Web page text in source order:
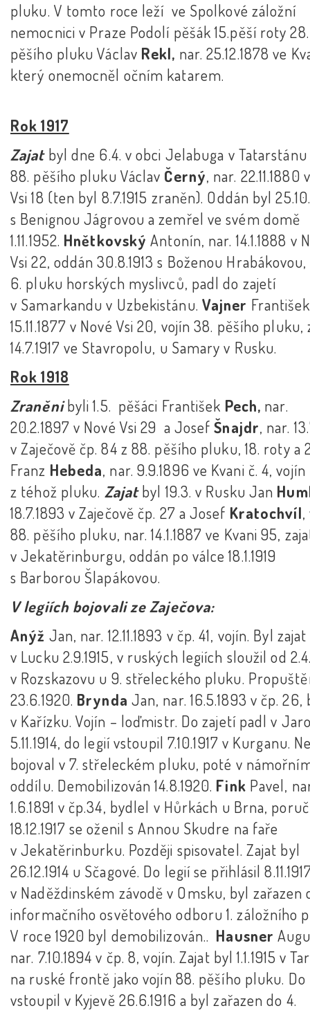
pluku. V tomto roce leží ve Spolkové záložní
nemocnici v Praze Podolí pěšák 15.pěší roty 28.
pěšího pluku Václav Rekl, nar. 25.12.1878 ve
který onemocněl očním katarem.
Rok 1917
Zajatbyl dne 6.4. v obci Jelabuga v
88. pěšího pluku Václav Černý, nar. 22.11.1880
Vsi 18 (ten byl 8.7.1915 zraněn). Oddán byl
s Benignou Jágrovou a zemřel ve svém domě
1.11.1952. Hnětkovský Antonín, nar. 14.1.1888 v
Vsi 22, oddán 30.8.1913 s Boženou
6. pluku horských myslivců, padl do zajetí
v Samarkandu v Uzbekistánu. Vajner
15.11.1877 v Nové Vsi 20, vojín 38. pěšího pluku,
14.7.1917 ve Stavropolu, u Samary v Rusku.
Rok 1918
Zraněnibyli 1.5. pěšáci František Pech, nar.
20.2.1897 v Nové Vsi 29 a JosefŠnajdr, nar.
v Zaječově čp. 84 z 88. pěšího pluku, 18. roty a
Franz Hebeda, nar. 9.9.1896 ve Kvani č. 4, vojín
z téhož pluku. Zajatbyl 19.3. v Rusku Jan
18.7.1893 v Zaječově čp. 27 a Josef Kratochvíl
88. pěšího pluku, nar. 14.1.1887 ve Kvani 95,
v Jekatěrinburgu, oddán po válce 18.1.1919
s Barborou Šlapákovou.
V legiích bojovali ze Zaječova:
Anýž Jan, nar. 12.11.1893 v čp. 41, vojín. Byl zajat
v Lucku 2.9.1915, v ruských legiích sloužil od
v Rozskazovu u 9. střeleckého pluku.
23.6.1920. Brynda Jan, nar. 16.5.1893 v čp.
v Kařízku. Vojín – loďmistr. Do zajetí padl v
5.11.1914, do legií vstoupil 7.10.1917 v Kurganu.
bojoval v 7. střeleckém pluku, poté v
oddílu. Demobilizován 14.8.1920. Fink Pavel,
1.6.1891 v čp.34, bydlel v Hůrkách u Brna,
18.12.1917 se oženil s Annou Skudre na faře
v Jekatěrinburku. Později spisovatel. Zajat byl
26.12.1914 u Sčagové. Do legií se přihlásil
v Naděždinském závodě v Omsku, byl zařazen
informačního osvětového odboru 1. záložního
V roce 1920 byl demobilizován.. Hausner
nar. 7.10.1894 v čp. 8, vojín. Zajat byl 1.1.1915 v
na ruské frontě jako vojín 88. pěšího pluku. Do
vstoupil v Kyjevě 26.6.1916 a byl zařazen do 4.